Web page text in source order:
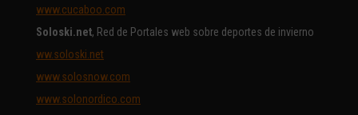
www.cucaboo.com
Soloski.net, Red de Portales web sobre deportes de invierno
ww.soloski.net
www.solosnow.com
www.solonordico.com